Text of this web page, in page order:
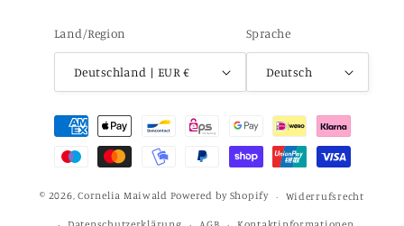
Land/Region
Deutschland | EUR €
Sprache
Deutsch
Zahlungsmethoden
© 2026,Cornelia Maiwald Powered by Shopify Widerrufsrecht